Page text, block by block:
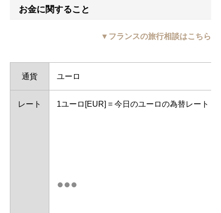
お金に関すること
▼フランスの旅行相談はこちら
通貨 ユーロ
レート 1ユーロ[EUR] = 今日のユーロの為替レート